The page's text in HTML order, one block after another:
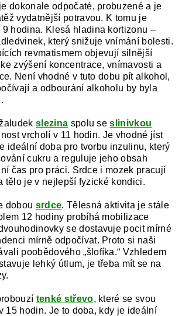
dokonale odpočaté, probuzené a je
vydatnější potravou. K tomu je
hodina. Klesá hladina kortizonu –
který snižuje vnímání bolesti.
revmatismem objevují silnější
zvýšení koncentrace, vnímavosti a
Není vhodné v tuto dobu pít alkohol,
a odbourání alkoholu by byla
slezina spolu seslinivkou
vrcholí v 11 hodin. Je vhodné jíst
ideální doba pro tvorbu inzulinu, který
cukru a reguluje jeho obsah
čas pro práci. Srdce i mozek pracují
tělo je v nejlepší fyzické kondici.
dobou srdce. Tělesná aktivita je stále
12 hodiny probíhá mobilizace
se dostavuje pocit mírné
mírně odpočívat. Proto si naši
poobědového „šlofíka.“ Vzhledem
lehký útlum, je třeba mít se na
tenké střevo, které se svou
15 hodin. Je to doba, kdy je ideální